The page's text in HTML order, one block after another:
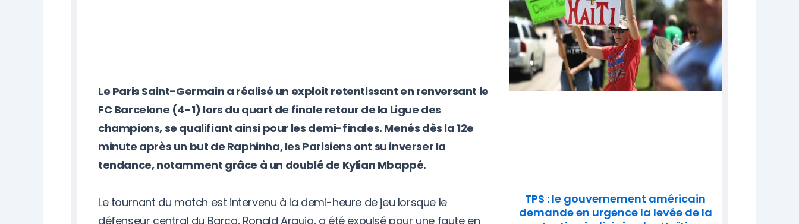
Le Paris Saint-Germain a réalisé un exploit retentissant en renversant le
FC Barcelone (4-1) lors du quart de finale retour de la Ligue des
champions, se qualifiant ainsi pour les demi-finales. Menés dès la 12e
minute après un but de Raphinha, les Parisiens ont su inverser la
tendance, notamment grâce à un doublé de Kylian Mbappé.
Le tournant du match est intervenu à la demi-heure de jeu lorsque le
défenseur central du Barça, Ronald Araujo, a été expulsé pour une faute en
TPS : le gouvernement américain
demande en urgence la levée de la